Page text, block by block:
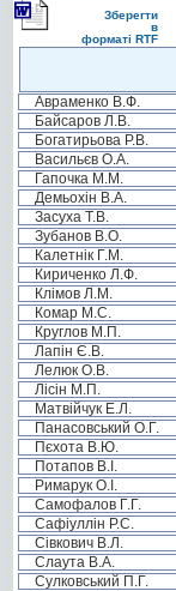
Зберегти
в
форматі RTF
Авраменко В.Ф.
Байсаров Л.В.
Богатирьова Р.В.
Васильєв О.А.
Гапочка М.М.
Демьохін В.А.
Засуха Т.В.
Зубанов В.О.
Калетнік Г.М.
Кириченко Л.Ф.
Клімов Л.М.
Комар М.С.
Круглов М.П.
Лапін Є.В.
Лелюк О.В.
Лісін М.П.
Матвійчук Е.Л.
Панасовський О.Г.
Пєхота В.Ю.
Потапов В.І.
Римарук О.І.
Самофалов Г.Г.
Сафіуллін Р.С.
Сівкович В.Л.
Слаута В.А.
Сулковський П.Г.